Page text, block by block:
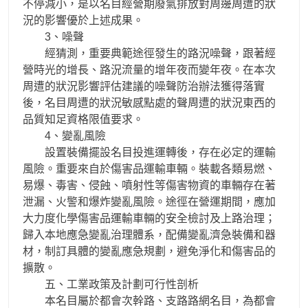
不停減小，是以名目經營期廢氣排放對周邊周遭的狀
況的影響優於上述成果。
3、噪聲
經猜測，重要典範途徑發生的路況噪聲，跟著經
營時光的增長、路況流量的增年夜而變年夜。在本次
周遭的狀況影響評估建議的噪聲防治辦法獲得落實
後，名目周遭的狀況敏感點處的聲周遭的狀況東西的
品質知足資格限值要求。
4、變亂風險
設置裝備擺設名目投進運轉後，存在必定的運輸
風險。重要來自於傷害品運輸車輛。裝載各類易燃、
易爆、毒害、侵蝕、噴射性等傷害物資的車輛存在著
泄漏、火警和爆炸變亂風險。途徑在營運期間，應加
大力度化學傷害品運輸車輛的安全檢討及上路治理；
歸入本地應急變亂治理體系，配備變亂濟急裝備和器
材，制訂具體的變亂應急規劃，避免淨化和傷害品的
擴散。
五、工業政策及計劃可行性剖析
本名目屬於都會次幹路、支路路網名目，為都會